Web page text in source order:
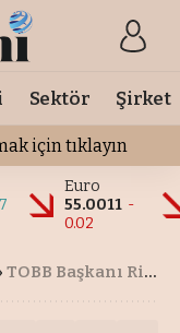
Sektör Şirket
için tıklayın
Euro
55.0011 -
0.02
TOBB Başkanı Rifat Hisarcıklıoğlu: Ekonomik kalkınma kültürel gelişmeyle anlam kazanır